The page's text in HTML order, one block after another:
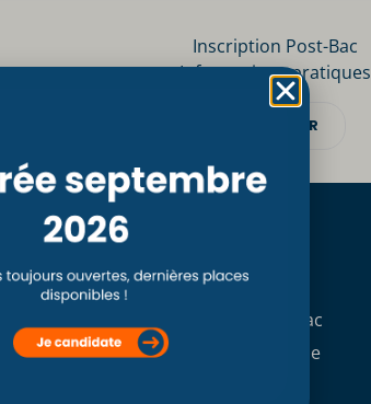
Inscription Post-Bac
Informations pratiques
DÉCOUVRIR
Formations
Formation initiale Post Bac
Formation professionnelle